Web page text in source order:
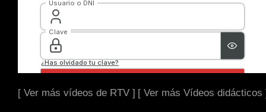
[ Ver más vídeos de RTV ] [ Ver más Vídeos didácticos